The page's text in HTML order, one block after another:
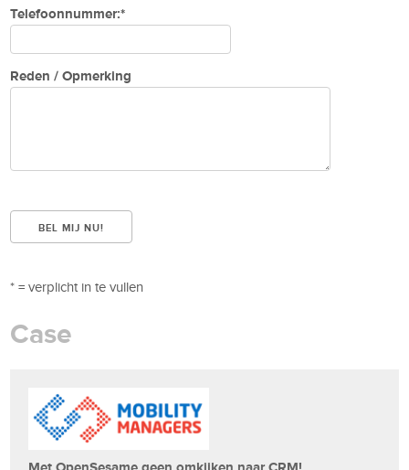
Telefoonnummer:*
Reden / Opmerking
* = verplicht in te vullen
Case